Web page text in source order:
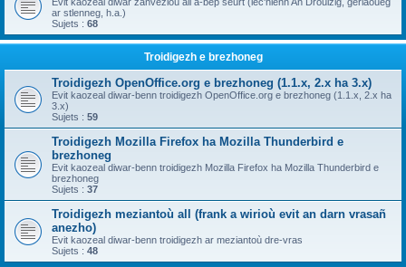
ar stlenneg, h.a.)
Sujets : 68
Troidigezh e brezhoneg
Troidigezh OpenOffice.org e brezhoneg (1.1.x, 2.x ha 3.x)
Evit kaozeal diwar-benn troidigezh OpenOffice.org e brezhoneg (1.1.x, 2.x ha
3.x)
Sujets : 59
Troidigezh Mozilla Firefox ha Mozilla Thunderbird e
brezhoneg
Evit kaozeal diwar-benn troidigezh Mozilla Firefox ha Mozilla Thunderbird e
brezhoneg
Sujets : 37
Troidigezh meziantoù all (frank a wirioù evit an darn vrasañ
anezho)
Evit kaozeal diwar-benn troidigezh ar meziantoù dre-vras
Sujets : 48